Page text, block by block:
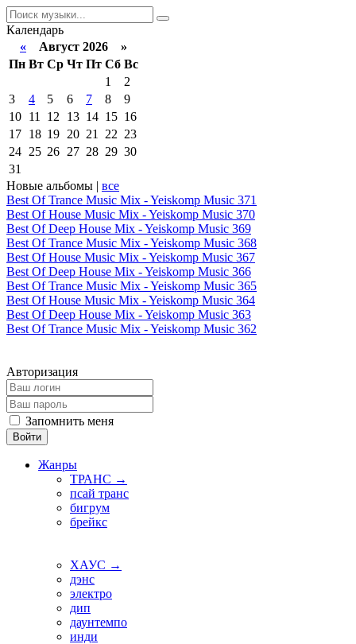
Календарь
« Август 2026 »
Пн Вт Ср Чт Пт Сб Вс
1
2
3
4 5 6 7 8
9
10 11 12 13 14 15 16
17 18 19 20 21 22 23
24 25 26 27 28 29 30
31
Новые альбомы | все
Best Of Trance Music Mix - Yeiskomp Music 371
Best Of House Music Mix - Yeiskomp Music 370
Best Of Deep House Mix - Yeiskomp Music 369
Best Of Trance Music Mix - Yeiskomp Music 368
Best Of House Music Mix - Yeiskomp Music 367
Best Of Deep House Mix - Yeiskomp Music 366
Best Of Trance Music Mix - Yeiskomp Music 365
Best Of House Music Mix - Yeiskomp Music 364
Best Of Deep House Mix - Yeiskomp Music 363
Best Of Trance Music Mix - Yeiskomp Music 362
Авторизация
Запомнить меня
Войти
Жанры
ТРАНС →
псай транс
бигрум
брейкс
ХАУС →
дэнс
электро
дип
даунтемпо
инди